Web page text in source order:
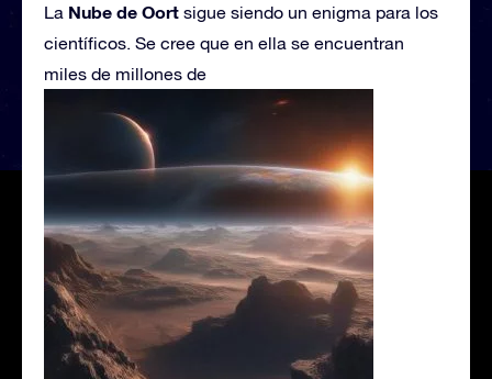
La Nube de Oort sigue siendo un enigma para los
científicos. Se cree que en ella se encuentran
miles de millones de